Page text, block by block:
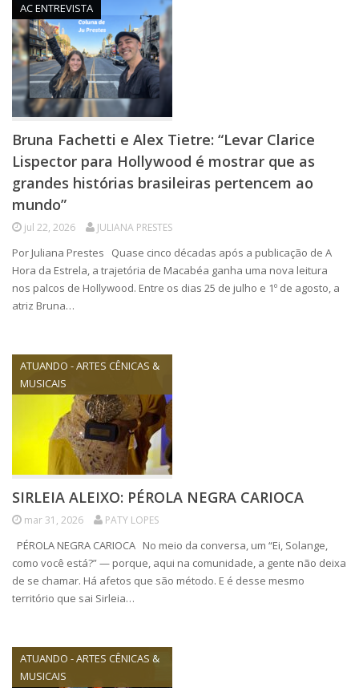
AC ENTREVISTA
Bruna Fachetti e Alex Tietre: “Levar Clarice
Lispector para Hollywood é mostrar que as
grandes histórias brasileiras pertencem ao
mundo”
jul 22, 2026 JULIANA PRESTES
Por Juliana Prestes Quase cinco décadas após a publicação de A
Hora da Estrela, a trajetória de Macabéa ganha uma nova leitura
nos palcos de Hollywood. Entre os dias 25 de julho e 1º de agosto, a
atriz Bruna…
ATUANDO - ARTES CÊNICAS &
MUSICAIS
SIRLEIA ALEIXO: PÉROLA NEGRA CARIOCA
mar 31, 2026 PATY LOPES
PÉROLA NEGRA CARIOCA No meio da conversa, um “Ei, Solange,
como você está?” — porque, aqui na comunidade, a gente não deixa
de se chamar. Há afetos que são método. E é desse mesmo
território que sai Sirleia…
ATUANDO - ARTES CÊNICAS &
MUSICAIS